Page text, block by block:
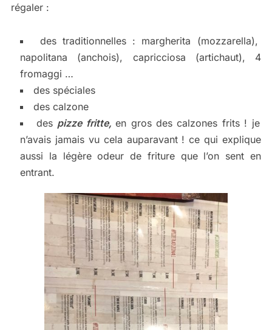
régaler :
des traditionnelles : margherita (mozzarella),
napolitana (anchois), capricciosa (artichaut), 4
fromaggi …
des spéciales
des calzone
des pizze fritte,en gros des calzones frits ! je
n’avais jamais vu cela auparavant ! ce qui explique
aussi la légère odeur de friture que l’on sent en
entrant.